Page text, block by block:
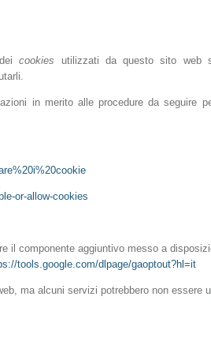
deicookies utilizzati da questo sito web
in merito alle procedure da seguire
or-allow-cookies
il componente aggiuntivo messo a
tools.google.com/dlpage/gaoptout?hl=it
ma alcuni servizi potrebbero non essere